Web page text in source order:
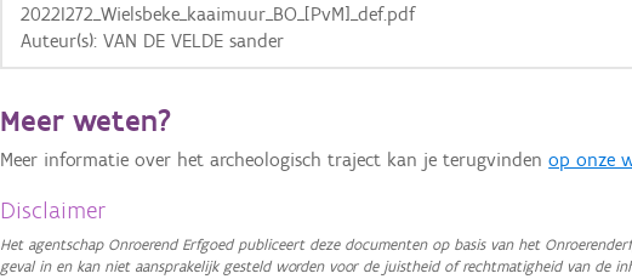
Basis Lagen
Ortho
GRB-Basiskaart in grijswaarden
2022I272_Wielsbeke_kaaimuur_BO_[PvM]_def.pdf
Auteur(s): VAN DE VELDE sander
Meer weten?
Meer informatie over het archeologisch traject kan je terugvindenop onze
Disclaimer
Het agentschap Onroerend Erfgoed publiceert deze documenten op basis van het
geval in en kan niet aansprakelijk gesteld worden voor de juistheid of rechtmatigheid van de